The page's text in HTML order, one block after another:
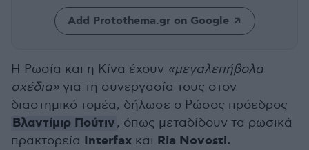
Add Protothema.gr on Google
Η Ρωσία και η Κίνα έχουν «μεγαλεπήβολα
σχέδια» για τη συνεργασία τους στον
διαστημικό τομέα, δήλωσε ο Ρώσος πρόεδρος
Βλαντίμιρ Πούτιν, όπως μεταδίδουν τα ρωσικά
πρακτορεία Interfax και Ria Novosti.